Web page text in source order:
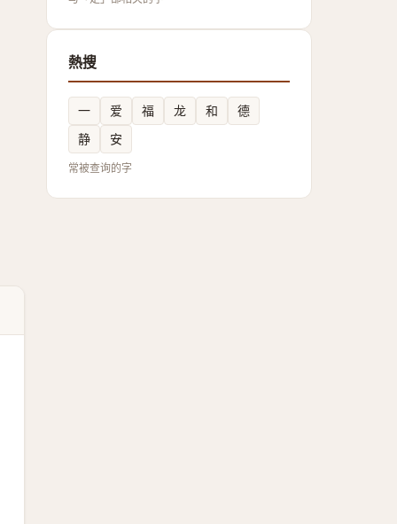
熱搜
一 爱 福 龙 和
德
静
安
常被查询的字